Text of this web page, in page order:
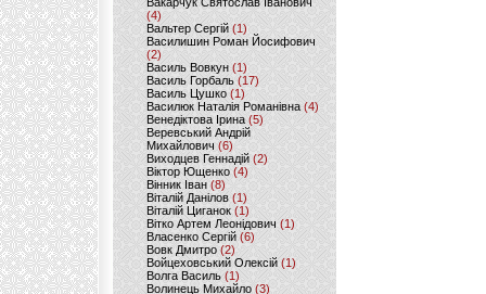
(4)
Вальтер Сергій (1)
Василишин Роман Йосифович
(2)
Василь Вовкун (1)
Василь Горбаль (17)
Василь Цушко (1)
Василюк Наталія Романівна (4)
Венедіктова Ірина(5)
Веревський Андрій
Михайлович (6)
Виходцев Геннадій (2)
Віктор Ющенко (4)
Вінник Іван (8)
Віталій Данілов (1)
Віталій Циганок (1)
Вітко Артем Леонідович(1)
Власенко Сергій (6)
Вовк Дмитро(2)
Войцеховський Олексій(1)
Волга Василь (1)
Волинець Михайло (3)